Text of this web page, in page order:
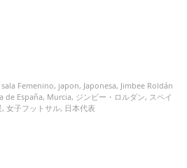
Femenino, japon, Japonesa, Jimbee Roldán
de España, Murcia, ジンビー・ロルダン, スペイ
,女子フットサル, 日本代表